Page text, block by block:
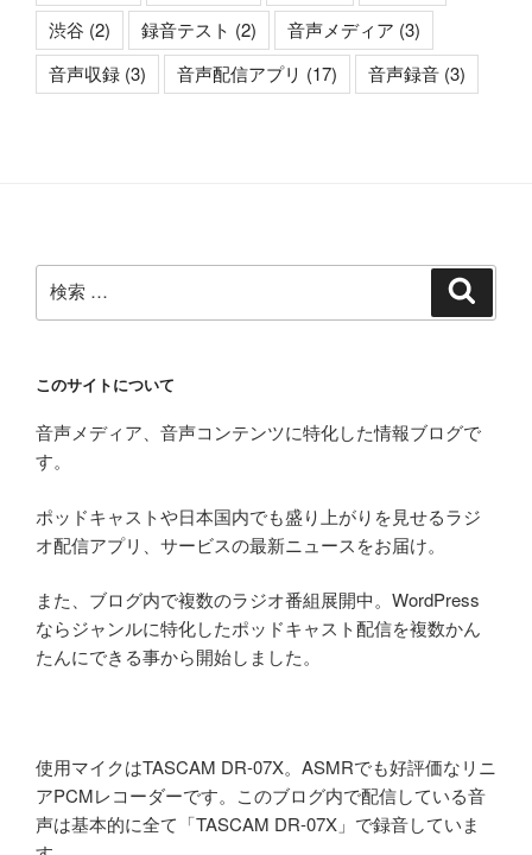
渋谷 (2) 録音テスト (2) 音声メディア (3)
音声収録 (3) 音声配信アプリ (17) 音声録音 (3)
索:
このサイトについて
音声メディア、音声コンテンツに特化した情報ブログで
す。
ポッドキャストや日本国内でも盛り上がりを見せるラジ
オ配信アプリ、サービスの最新ニュースをお届け。
また、ブログ内で複数のラジオ番組展開中。WordPress
ならジャンルに特化したポッドキャスト配信を複数かん
たんにできる事から開始しました。
使用マイクはTASCAM DR-07X。ASMRでも好評価なリニ
アPCMレコーダーです。このブログ内で配信している音
声は基本的に全て「TASCAM DR-07X」で録音していま